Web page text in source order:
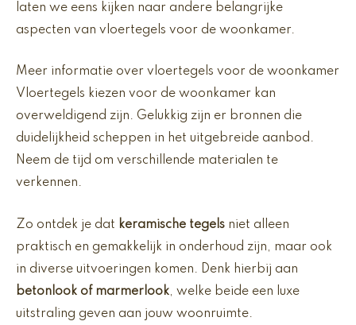
laten we eens kijken naar andere belangrijke
aspecten van vloertegels voor de woonkamer.
Meer informatie over vloertegels voor de woonkamer
Vloertegels kiezen voor de woonkamer kan
overweldigend zijn. Gelukkig zijn er bronnen die
duidelijkheid scheppen in het uitgebreide aanbod.
Neem de tijd om verschillende materialen te
verkennen.
Zo ontdek je dat keramische tegels niet alleen
praktisch en gemakkelijk in onderhoud zijn, maar ook
in diverse uitvoeringen komen. Denk hierbij aan
betonlook of marmerlook, welke beide een luxe
uitstraling geven aan jouw woonruimte.